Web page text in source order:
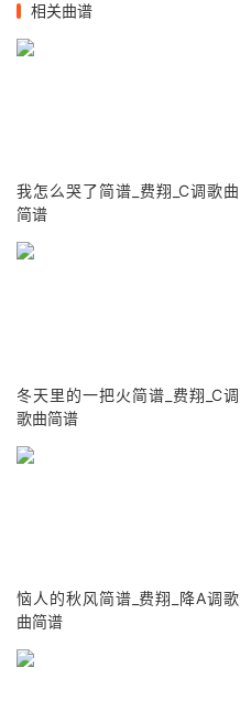
相关曲谱
我怎么哭了简谱_费翔_C调歌曲
简谱
冬天里的一把火简谱_费翔_C调
歌曲简谱
恼人的秋风简谱_费翔_降A调歌
曲简谱